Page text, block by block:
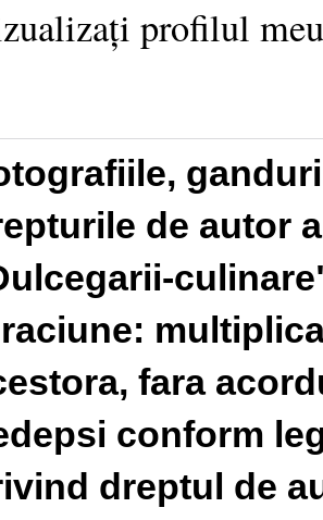
profilul
de autor
fara
conform
dreptul de